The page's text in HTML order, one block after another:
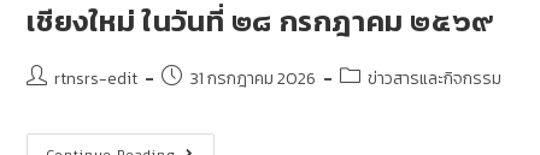
เชียงใหม่ ในวันที่ ๒๘ กรกฎาคม ๒๕๖๙
rtnsrs-edit 31 กรกฎาคม 2026 ข่าวสารและกิจกรรม